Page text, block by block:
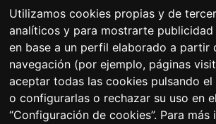
Utilizamos cookies propias y de
analíticos y para mostrarte publicidad
en base a un perfil elaborado a partir
navegación (por ejemplo, páginas
aceptar todas las cookies pulsando el
o configurarlas o rechazar su uso en
“Configuración de cookies”. Para
Aviso legal